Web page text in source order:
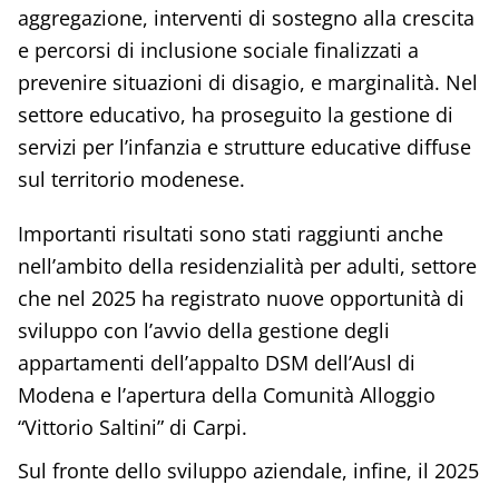
aggregazione, interventi di sostegno alla crescita
e percorsi di inclusione sociale finalizzati a
prevenire situazioni di disagio, e marginalità. Nel
settore educativo, ha proseguito la gestione di
servizi per l’infanzia e strutture educative diffuse
sul territorio modenese.
Importanti risultati sono stati raggiunti anche
nell’ambito della residenzialità per adulti, settore
che nel 2025 ha registrato nuove opportunità di
sviluppo con l’avvio della gestione degli
appartamenti dell’appalto DSM dell’Ausl di
Modena e l’apertura della Comunità Alloggio
“Vittorio Saltini” di Carpi.
Sul fronte dello sviluppo aziendale, infine, il 2025